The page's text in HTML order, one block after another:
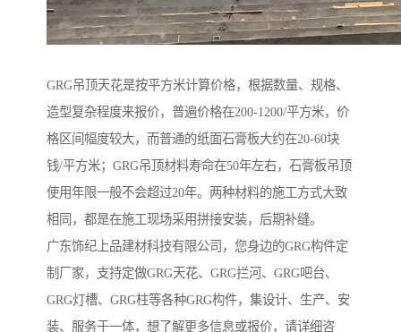
GRG吊顶天花是按平方米计算价格，根据数量、规格、
造型复杂程度来报价，普遍价格在200-1200/平方米，价
格区间幅度较大，而普通的纸面石膏板大约在20-60块
钱/平方米；GRG吊顶材料寿命在50年左右，石膏板吊顶
使用年限一般不会超过20年。两种材料的施工方式大致
相同，都是在施工现场采用拼接安装，后期补缝。
广东饰纪上品建材科技有限公司，您身边的GRG构件定
制厂家，支持定做GRG天花、GRG拦河、GRG吧台、
GRG灯槽、GRG柱等各种GRG构件，集设计、生产、安
装、服务于一体，想了解更多信息或报价，请详细咨